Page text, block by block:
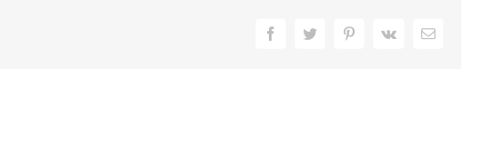
FacebookTwitterPinterest
Vk
Correo